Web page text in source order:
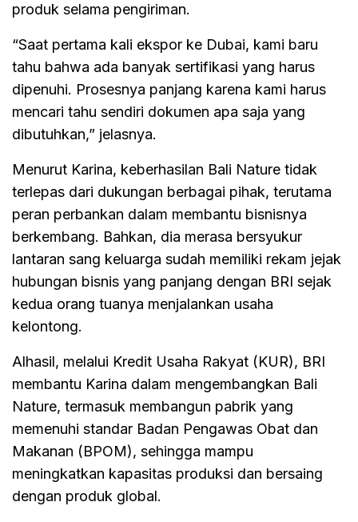
produk selama pengiriman.
“Saat pertama kali ekspor ke Dubai, kami baru
tahu bahwa ada banyak sertifikasi yang harus
dipenuhi. Prosesnya panjang karena kami harus
mencari tahu sendiri dokumen apa saja yang
dibutuhkan,” jelasnya.
Menurut Karina, keberhasilan Bali Nature tidak
terlepas dari dukungan berbagai pihak, terutama
peran perbankan dalam membantu bisnisnya
berkembang. Bahkan, dia merasa bersyukur
lantaran sang keluarga sudah memiliki rekam jejak
hubungan bisnis yang panjang dengan BRI sejak
kedua orang tuanya menjalankan usaha
kelontong.
Alhasil, melalui Kredit Usaha Rakyat (KUR), BRI
membantu Karina dalam mengembangkan Bali
Nature, termasuk membangun pabrik yang
memenuhi standar Badan Pengawas Obat dan
Makanan (BPOM), sehingga mampu
meningkatkan kapasitas produksi dan bersaing
dengan produk global.